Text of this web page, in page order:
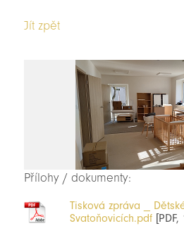
Jít zpět
Přílohy / dokumenty:
Tisková zpráva _
Svatoňovicích.pdf[PDF,